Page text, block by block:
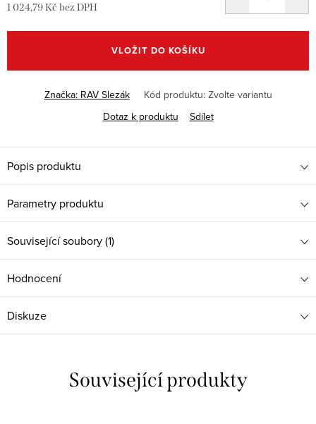
1 024,79 Kč bez DPH
cena:
VLOŽIT DO KOŠÍKU
Značka: RAV Slezák Kód produktu: Zvolte variantu
Dotaz k produktu
Sdílet
Popis produktu
Parametry produktu
Související soubory (1)
Hodnocení
Diskuze
Související produkty